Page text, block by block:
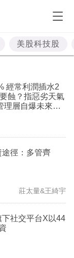
美股科技股
經常利潤插水2
蝕？指惡劣天氣
理層自爆未來要
徑：多管齊
莊太量&王綺宇
社交平台X以44